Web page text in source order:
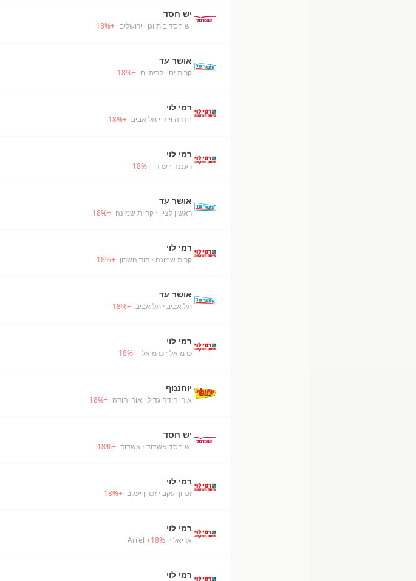
יש חסד
יש חסד בית וגן · ירושלים +
18%
אושר עד
קרית ים · קרית ים +
18%
רמי לוי
חדרה ויוה · תל אביב +
18%
רמי לוי
רעננה · ערד +
18%
אושר עד
ראשון לציון · קריית שמונה +
18%
רמי לוי
קרית שמונה · הוד השרון +
18%
אושר עד
תל אביב · תל אביב +
18%
רמי לוי
כרמיאל · כרמיאל +
18%
יוחננוף
אור יהודה גדול · אור יהודה +
18%
יש חסד
יש חסד אשדוד · אשדוד +
18%
רמי לוי
זכרון יעקב · זכרון יעקב +
18%
רמי לוי
אריאל · Ari'el
+18%
רמי לוי